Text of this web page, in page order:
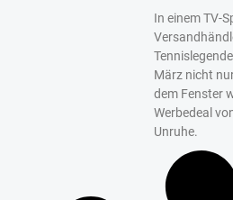
In einem TV-
März nicht
dem Fenster
Werbedeal
Unruhe.